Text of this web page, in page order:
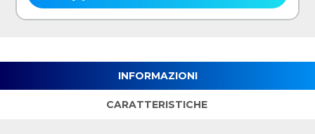
INFORMAZIONI
CARATTERISTICHE